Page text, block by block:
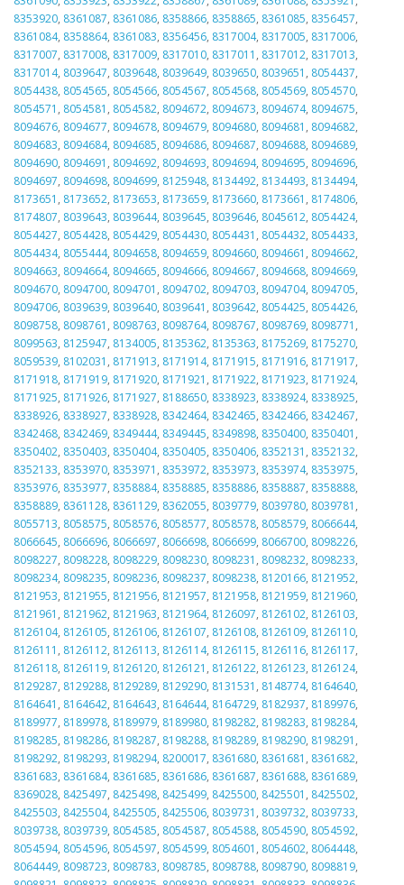
8353920, 8361087, 8361086, 8358866, 8358865, 8361085, 8356457,
8361084, 8358864, 8361083, 8356456, 8317004, 8317005, 8317006,
8317007, 8317008, 8317009, 8317010, 8317011 , 8317012, 8317013,
8317014, 8039647, 8039648, 8039649, 8039650, 8039651 , 8054437,
8054438, 8054565, 8054566, 8054567, 8054568, 8054569, 8054570,
8054571 , 8054581 , 8054582, 8094672, 8094673, 8094674, 8094675,
8094676, 8094677, 8094678, 8094679, 8094680, 8094681 , 8094682,
8094683, 8094684, 8094685, 8094686, 8094687, 8094688, 8094689,
8094690, 8094691 , 8094692, 8094693, 8094694, 8094695, 8094696,
8094697, 8094698, 8094699, 8125948, 8134492, 8134493, 8134494,
8173651 , 8173652, 8173653, 8173659, 8173660, 8173661 , 8174806,
8174807, 8039643, 8039644, 8039645, 8039646, 8045612, 8054424,
8054427, 8054428, 8054429, 8054430, 8054431 , 8054432, 8054433,
8054434, 8055444, 8094658, 8094659, 8094660, 8094661 , 8094662,
8094663, 8094664, 8094665, 8094666, 8094667, 8094668, 8094669,
8094670, 8094700, 8094701 , 8094702, 8094703, 8094704, 8094705,
8094706, 8039639, 8039640, 8039641 , 8039642, 8054425, 8054426,
8098758, 8098761 , 8098763, 8098764, 8098767, 8098769, 8098771 ,
8099563, 8125947, 8134005, 8135362, 8135363, 8175269, 8175270,
8059539, 8102031 , 8171913, 8171914, 8171915, 8171916, 8171917,
8171918, 8171919, 8171920, 8171921 , 8171922, 8171923, 8171924,
8171925, 8171926, 8171927, 8188650, 8338923, 8338924, 8338925,
8338926, 8338927, 8338928, 8342464, 8342465, 8342466, 8342467,
8342468, 8342469, 8349444, 8349445, 8349898, 8350400, 8350401 ,
8350402, 8350403, 8350404, 8350405, 8350406, 8352131 , 8352132,
8352133, 8353970, 8353971 , 8353972, 8353973, 8353974, 8353975,
8353976, 8353977, 8358884, 8358885, 8358886, 8358887, 8358888,
8358889, 8361128, 8361129, 8362055, 8039779, 8039780, 8039781 ,
8055713, 8058575, 8058576, 8058577, 8058578, 8058579, 8066644,
8066645, 8066696, 8066697, 8066698, 8066699, 8066700, 8098226,
8098227, 8098228, 8098229, 8098230, 8098231 , 8098232, 8098233,
8098234, 8098235, 8098236, 8098237, 8098238, 8120166, 8121952,
8121953, 8121955, 8121956, 8121957, 8121958, 8121959, 8121960,
8121961 , 8121962, 8121963, 8121964, 8126097, 8126102, 8126103,
8126104, 8126105, 8126106, 8126107, 8126108, 8126109, 8126110,
8126111 , 8126112, 8126113, 8126114, 8126115, 8126116, 8126117,
8126118, 8126119, 8126120, 8126121 , 8126122, 8126123, 8126124,
8129287, 8129288, 8129289, 8129290, 8131531 , 8148774, 8164640,
8164641 , 8164642, 8164643, 8164644, 8164729, 8182937, 8189976,
8189977, 8189978, 8189979, 8189980, 8198282, 8198283, 8198284,
8198285, 8198286, 8198287, 8198288, 8198289, 8198290, 8198291 ,
8198292, 8198293, 8198294, 8200017, 8361680, 8361681 , 8361682,
8361683, 8361684, 8361685, 8361686, 8361687, 8361688, 8361689,
8369028, 8425497, 8425498, 8425499, 8425500, 8425501 , 8425502,
8425503, 8425504, 8425505, 8425506, 8039731 , 8039732, 8039733,
8039738, 8039739, 8054585, 8054587, 8054588, 8054590, 8054592,
8054594, 8054596, 8054597, 8054599, 8054601 , 8054602, 8064448,
8064449, 8098723, 8098783, 8098785, 8098788, 8098790, 8098819,